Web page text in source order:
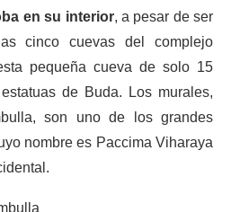
en su interior, a pesar de ser
cinco cuevas del complejo
pequeña cueva de solo 15
de Buda. Los murales,
son uno de los grandes
nombre es Paccima Viharaya